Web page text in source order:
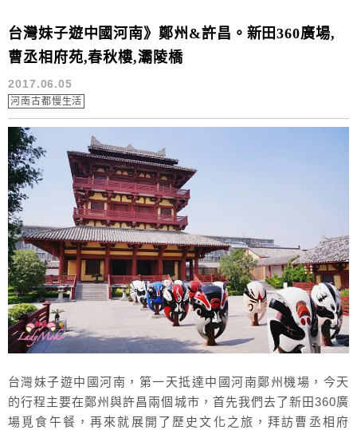
台灣妹子遊中國河南》鄭州&許昌。新田360廣場,
曹丞相府苑,春秋樓,灞陵橋
2017.06.05
河南古都慢生活
台灣妹子遊中國河南，第一天抵達中國河南鄭州機場，今天
的行程主要在鄭州與許昌兩個城市，首先我們去了新田360廣
場覓食午餐，再來就展開了歷史文化之旅，拜訪曹丞相府